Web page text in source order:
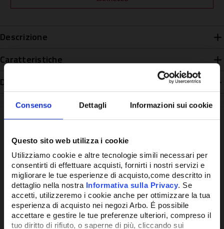
Consenso Dettagli Informazioni sui cookie
Questo sito web utilizza i cookie
Utilizziamo cookie e altre tecnologie simili necessari per
consentirti di effettuare acquisti, fornirti i nostri servizi e
migliorare le tue esperienze di acquisto,come descritto in
dettaglio nella nostra Informativa sulla Privacy. Se
accetti, utilizzeremo i cookie anche per ottimizzare la tua
esperienza di acquisto nei negozi Arbo. É possibile
accettare e gestire le tue preferenze ulteriori, compreso il
tuo diritto di rifiuto, o saperne di più, cliccando sui
Descrizione
Caratteristiche
Disponibilità
Potrebbe anche interessarti